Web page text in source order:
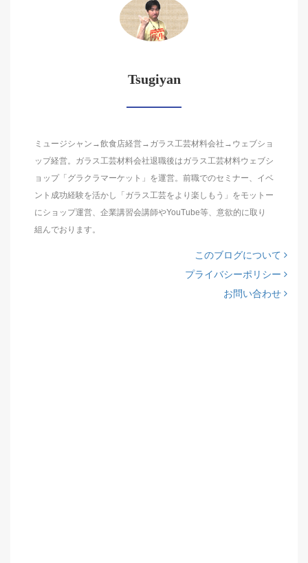
Tsugiyan
ミュージシャン→飲食店経営→ガラス工芸材料会社→ウェブショ
ップ経営。ガラス工芸材料会社退職後はガラス工芸材料ウェブシ
ョップ「グラクラマーケット」を運営。前職でのセミナー、イベ
ント成功経験を活かし「ガラス工芸をより楽しもう」をモットー
にショップ運営、企業講習会講師やYouTube等、意欲的に取り
組んでおります。
このブログについて
プライバシーポリシー
お問い合わせ